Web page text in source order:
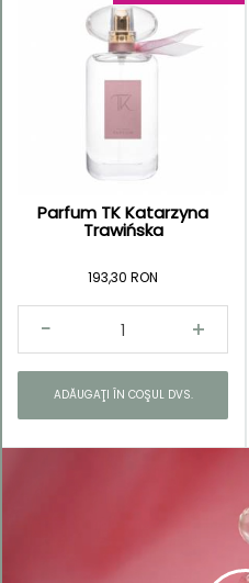
Parfum TK Katarzyna
Trawińska
193,30 RON
ADĂUGAŢI ÎN COŞUL DVS.
Kategorie
Katarzyna
Trawińska
Parfumuri
Unique
Collection
Parfumuri